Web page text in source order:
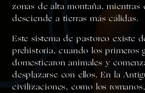
zonas de alta montaña, mientras
desciende a tierras más cálidas.
Este sistema de pastoreo existe
prehistoria, cuando los primeros
domesticaron animales y
desplazarse con ellos. En la
civilizaciones, como los